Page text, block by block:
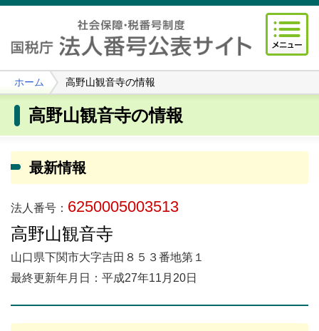
ホーム 高野山観音寺の情報
高野山観音寺の情報
最新情報
法人番号： 6250005003513
高野山観音寺
山口県下関市大字吉田８５３番地第１
最終更新年月日：平成27年11月20日